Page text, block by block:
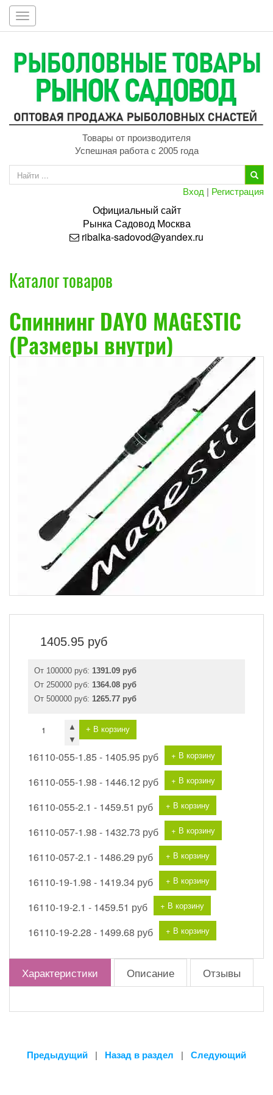
Toggle
navigation
Товары от производителя
Успешная работа с 2005 года
Вход | Регистрация
Официальный сайт
РынкаСадовод Москва
ribalka-sadovod@yandex.ru
Каталог товаров
Cпиннинг DAYO MAGESTIC
(Размеры внутри)
1405.95 руб
От 100000 руб: 1391.09 руб
От 250000 руб: 1364.08 руб
От 500000 руб: 1265.77 руб
▲
▼
+ В корзину
16110-055-1.85 - 1405.95 руб + В корзину
16110-055-1.98 - 1446.12 руб + В корзину
16110-055-2.1 - 1459.51 руб + В корзину
16110-057-1.98 - 1432.73 руб + В корзину
16110-057-2.1 - 1486.29 руб + В корзину
16110-19-1.98 - 1419.34 руб + В корзину
16110-19-2.1 - 1459.51 руб + В корзину
16110-19-2.28 - 1499.68 руб + В корзину
Характеристики Описание Отзывы
Предыдущий | Назад в раздел | Следующий